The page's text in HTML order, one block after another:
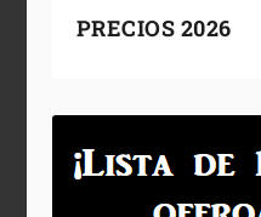
PRECIOS 2026